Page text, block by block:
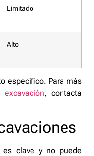
Limitado
Alto
específico. Para más
, contacta
es clave y no puede